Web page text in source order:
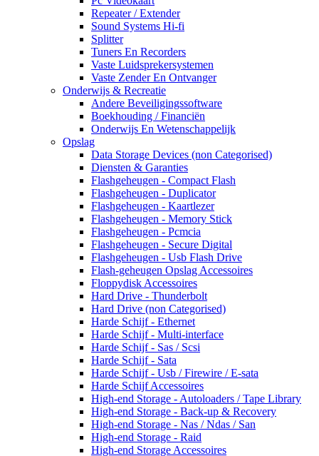
Repeater / Extender
Sound Systems Hi-fi
Splitter
Tuners En Recorders
Vaste Luidsprekersystemen
Vaste Zender En Ontvanger
Onderwijs & Recreatie
Andere Beveiligingssoftware
Boekhouding / Financiën
Onderwijs En Wetenschappelijk
Opslag
Data Storage Devices (non Categorised)
Diensten & Garanties
Flashgeheugen - Compact Flash
Flashgeheugen - Duplicator
Flashgeheugen - Kaartlezer
Flashgeheugen - Memory Stick
Flashgeheugen - Pcmcia
Flashgeheugen - Secure Digital
Flashgeheugen - Usb Flash Drive
Flash-geheugen Opslag Accessoires
Floppydisk Accessoires
Hard Drive - Thunderbolt
Hard Drive (non Categorised)
Harde Schijf - Ethernet
Harde Schijf - Multi-interface
Harde Schijf - Sas / Scsi
Harde Schijf - Sata
Harde Schijf - Usb / Firewire / E-sata
Harde Schijf Accessoires
High-end Storage - Autoloaders / Tape Library
High-end Storage - Back-up & Recovery
High-end Storage - Nas / Ndas / San
High-end Storage - Raid
High-end Storage Accessoires